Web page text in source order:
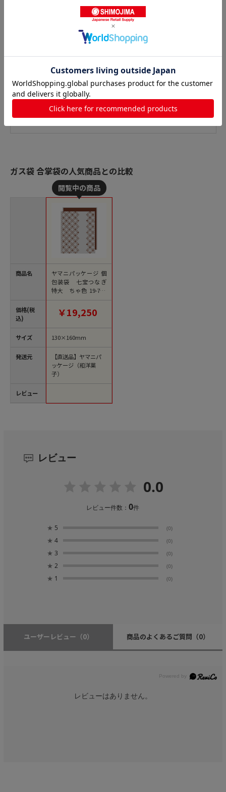
ガス袋 合掌袋の人気商品との比較
商品名
価格(税
込)
サイズ
発送元
レビュー
ヤマニパッケージ 個
包装袋 七宝つなぎ
特大 ちゃ色 19-704
B 1000個/束（ご注文
単位10束）【直送
品】￥19,250
130×160mm
【直送品】ヤマニパ
ッケージ（和洋菓
子）
レビュー
0.0
レビュー件数：0件
★ 5 (0)
★ 4 (0)
★ 3 (0)
★ 2 (0)
★ 1 (0)
ユーザーレビュー （0） 商品のよくあるご質問 （0）
レビューはありません。